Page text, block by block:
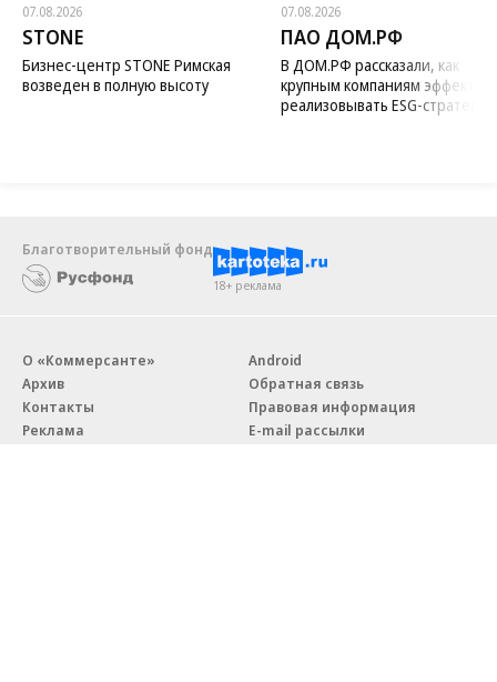
07.08.2026
STONE
Бизнес-центр STONE Римская
возведен в полную высоту
07.08.2026
ПАО ДОМ.РФ
В ДОМ.РФ рассказали, как
крупным компаниям
реализовывать ESG-стратегию
Благотворительный фонд
18+ реклама
О «Коммерсанте»
Архив
Контакты
Реклама
Android
Обратная связь
Правовая информация
E-mail рассылки